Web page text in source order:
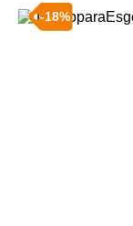
-18%
3º torneira